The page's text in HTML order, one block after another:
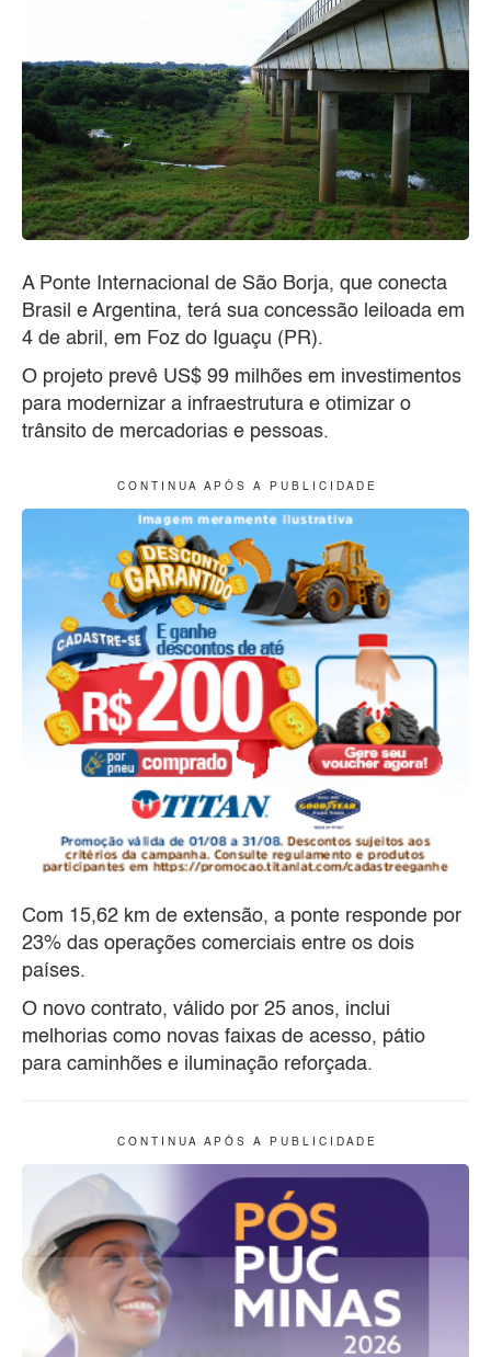
A Ponte Internacional de São Borja, que conecta
Brasil e Argentina, terá sua concessão leiloada em
4 de abril, em Foz do Iguaçu (PR).
O projeto prevê US$ 99 milhões em investimentos
para modernizar a infraestrutura e otimizar o
trânsito de mercadorias e pessoas.
C O N T I N U A A P Ó S A P U B L I C I D A D E
Com 15,62 km de extensão, a ponte responde por
23% das operações comerciais entre os dois
países.
O novo contrato, válido por 25 anos, inclui
melhorias como novas faixas de acesso, pátio
para caminhões e iluminação reforçada.
C O N T I N U A A P Ó S A P U B L I C I D A D E